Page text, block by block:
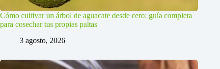
Cómo cultivar un árbol de aguacate desde cero: guía completa
para cosechar tus propias paltas
3 agosto, 2026